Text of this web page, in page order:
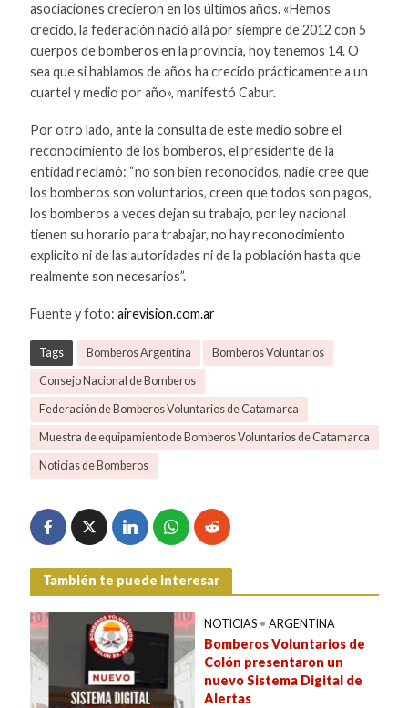
asociaciones crecieron en los últimos años. «Hemos
crecido, la federación nació allá por siempre de 2012 con 5
cuerpos de bomberos en la provincia, hoy tenemos 14. O
sea que si hablamos de años ha crecido prácticamente a un
cuartel y medio por año», manifestó Cabur.
Por otro lado, ante la consulta de este medio sobre el
reconocimiento de los bomberos, el presidente de la
entidad reclamó: “no son bien reconocidos, nadie cree que
los bomberos son voluntarios, creen que todos son pagos,
los bomberos a veces dejan su trabajo, por ley nacional
tienen su horario para trabajar, no hay reconocimiento
explicito ni de las autoridades ni de la población hasta que
realmente son necesarios”.
Fuente y foto: airevision.com.ar
Tags Bomberos Argentina Bomberos Voluntarios
Consejo Nacional de Bomberos
Federación de Bomberos Voluntarios de Catamarca
Muestra de equipamiento de Bomberos Voluntarios de Catamarca
Noticias de Bomberos
También te puede interesar
NOTICIAS • ARGENTINA
Bomberos Voluntarios de
Colón presentaron un
nuevo Sistema Digital de
Alertas